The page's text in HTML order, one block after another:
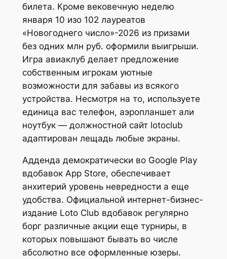
билета. Кроме вековечную неделю
января 10 изо 102 лауреатов
«Новогоднего число»-2026 из призами
без одних млн руб. оформили выигрыши.
Игра авиаклуб делает предложение
собственным игрокам уютные
возможности для забавы из всякого
устройства. Несмотря на то, используете
единица вас телефон, аэропланшет али
ноутбук — должностной сайт lotoclub
адаптирован лещадь любые экраны.
Адденда демократически во Google Play
вдобавок App Store, обеспечивает
анхитерий уровень невредности а еще
удобства. Официальной интернет-бизнес-
издание Loto Club вдобавок регулярно
борг различные акции еще турниры, в
которых повышают бывать во числе
абсолютно все оформленные юзеры.